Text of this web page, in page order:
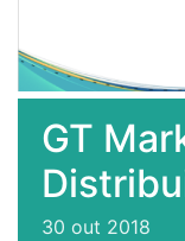
GT
30 out 2018